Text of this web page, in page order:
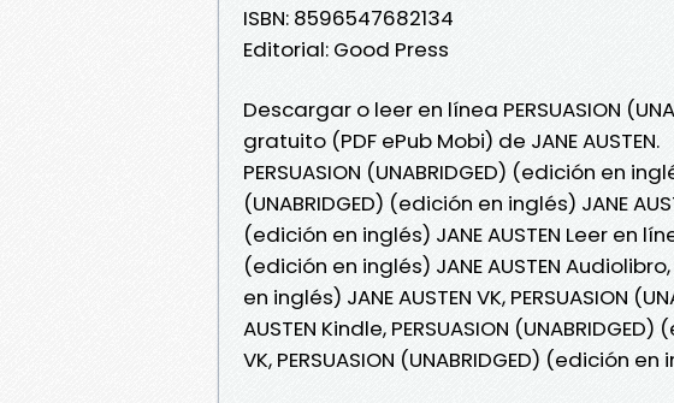
ISBN: 8596547682134
Editorial: Good Press
Descargar o leer en línea PERSUASION
gratuito (PDF ePub Mobi) de JANE AUSTEN.
PERSUASION (UNABRIDGED) (edición en
(UNABRIDGED) (edición en inglés) JANE
(edición en inglés) JANE AUSTEN Leer en
(edición en inglés) JANE AUSTEN Audiolibro,
en inglés) JANE AUSTEN VK, PERSUASION
AUSTEN Kindle, PERSUASION
VK, PERSUASION (UNABRIDGED) (edición